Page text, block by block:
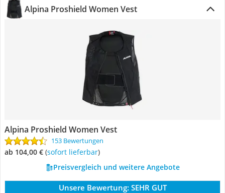
Alpina Proshield Women Vest
Alpina Proshield Women Vest
153 Bewertungen
ab 104,00 € ( Sofort lieferbar)
Preisvergleich und weitere Angebote
Unsere Bewertung: SEHR GUT